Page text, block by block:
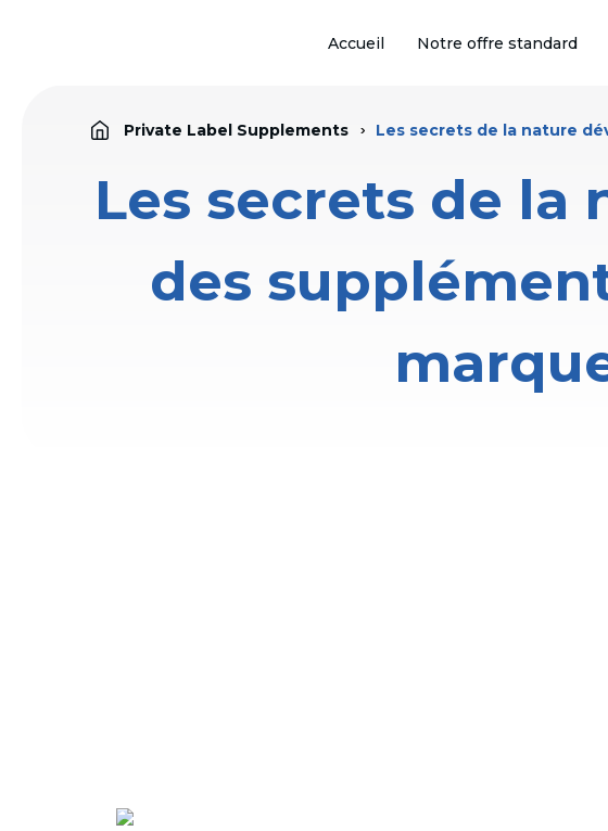
Accueil Notre offre standard
Private Label Supplements Les secrets de la nature
Les secrets de la
des